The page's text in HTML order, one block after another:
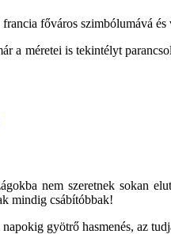
főváros szimbólumává
a méretei is tekintélyt
nem szeretnek sokan
mindig csábítóbbak!
gyötrő hasmenés, az